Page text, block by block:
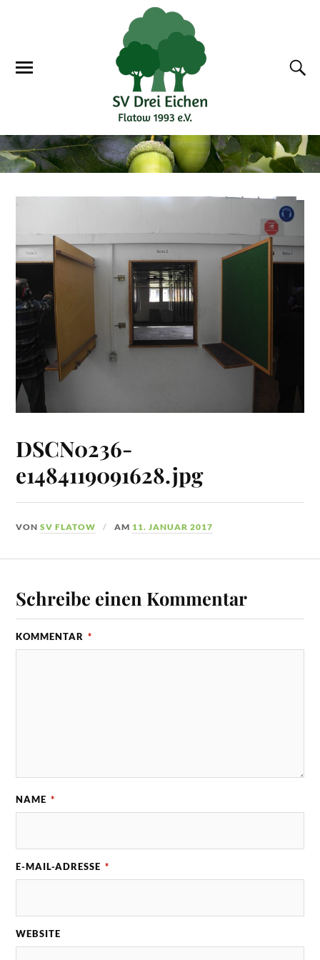
DSCN0236-
e1484119091628.jpg
VONSV FLATOW AM 11. JANUAR 2017
Schreibe einen Kommentar
KOMMENTAR *
NAME *
E-MAIL-ADRESSE *
WEBSITE